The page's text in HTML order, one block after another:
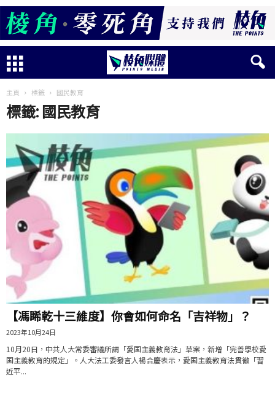
主頁 標籤 國民教育
標籤: 國民教育
【馮睎乾十三維度】你會如何命名「吉祥物」？
2023年10月24日
10月20日，中共人大常委審議所謂「愛国主義教育法」草案，新增「完善學校愛
国主義教育的規定」。人大法工委發言人楊合慶表示，愛国主義教育法貫徹「習
近平...